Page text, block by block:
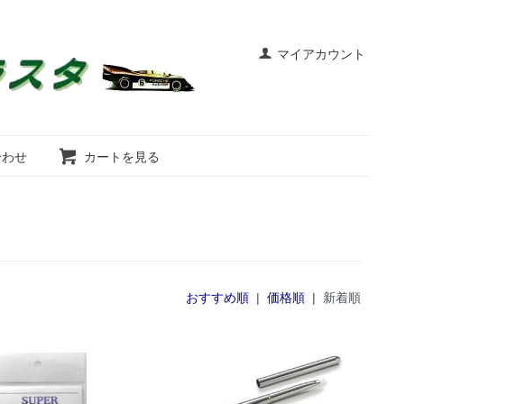
マイアカウント
せ カートを見る
おすすめ順 | 価格順 | 新着順